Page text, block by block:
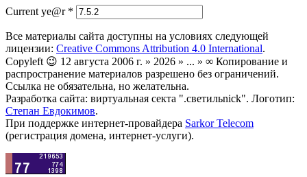
Current ye@r *
Все материалы сайта доступны на условиях следующей
лицензии: Creative Commons Attribution 4.0 International.
Copyleft 😉 12 августа 2006 г. » 2026 » ... » ∞ Копирование и
распространение материалов разрешено без ограничений.
Ссылка не обязательна, но желательна.
Разработка сайта: виртуальная секта ".светильnick". Логотип:
Степан Евдокимов.
При поддержке интернет-провайдера Sarkor Telecom
(регистрация домена, интернет-услуги).